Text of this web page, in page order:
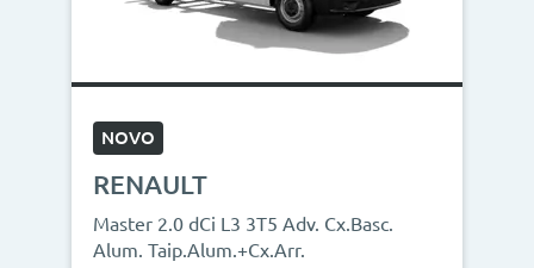
NOVO
RENAULT
Master 2.0 dCi L3 3T5 Adv. Cx.Basc.
Alum. Taip.Alum.+Cx.Arr.